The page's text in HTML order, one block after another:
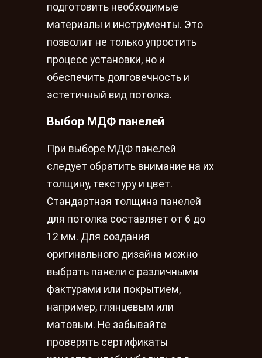
подготовить необходимые
материалы и инструменты. Это
позволит не только упростить
процесс установки, но и
обеспечить долговечность и
эстетичный вид потолка.
Выбор МДФ панелей
При выборе МДФ панелей
следует обратить внимание на их
толщину, текстуру и цвет.
Стандартная толщина панелей
для потолка составляет от 6 до
12 мм. Для создания
оригинального дизайна можно
выбрать панели с различными
фактурами или покрытием,
например, глянцевым или
матовым. Не забывайте
проверять сертификаты